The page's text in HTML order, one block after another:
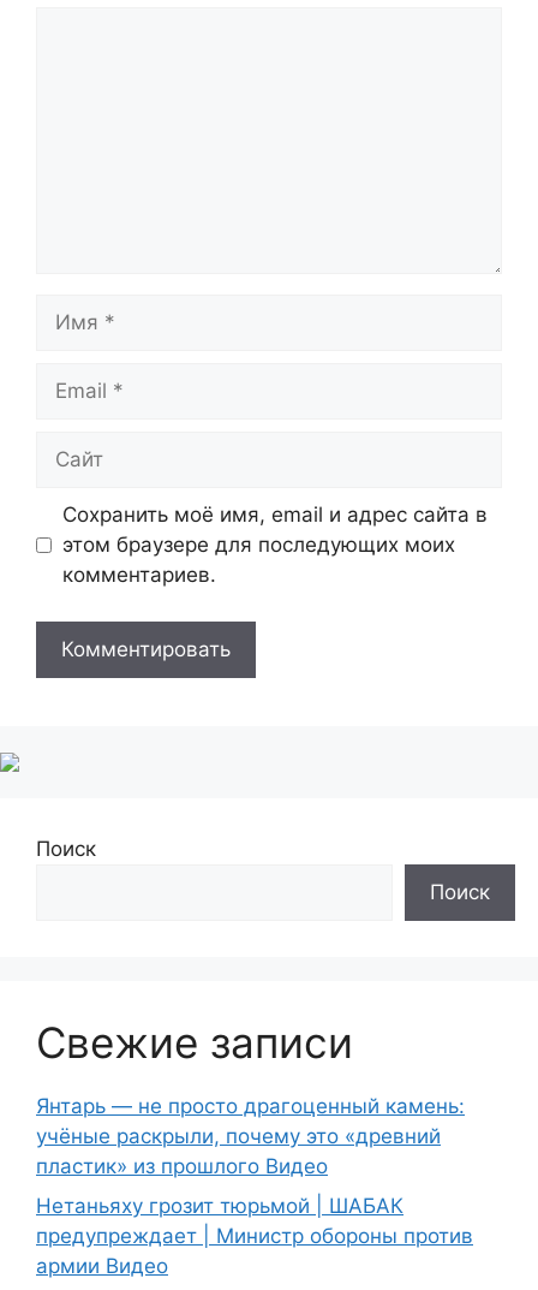
Имя
Email
Сайт
Сохранить моё имя, email и адрес сайта в
этом браузере для последующих моих
комментариев.
Поиск
Поиск
Свежие записи
Янтарь — не просто драгоценный камень:
учёные раскрыли, почему это «древний
пластик» из прошлого Видео
Нетаньяху грозит тюрьмой | ШАБАК
предупреждает | Министр обороны против
армии Видео